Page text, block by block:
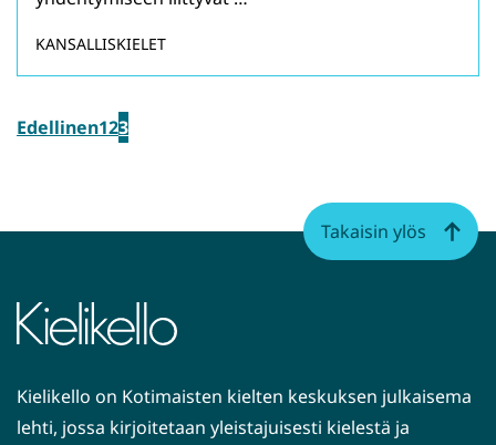
KANSALLISKIELET
Edellinen123
Kielikello on Kotimaisten kielten keskuksen julkaisema
lehti, jossa kirjoitetaan yleistajuisesti kielestä ja
Takaisin ylös